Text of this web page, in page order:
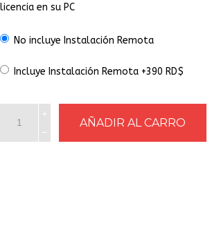
licencia en su PC
No incluye Instalación Remota
Incluye Instalación Remota +390 RD$